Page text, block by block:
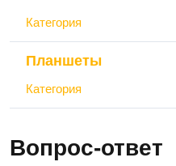
Категория
Планшеты
Категория
Вопрос-ответ